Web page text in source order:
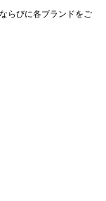
らびに各ブランドをご